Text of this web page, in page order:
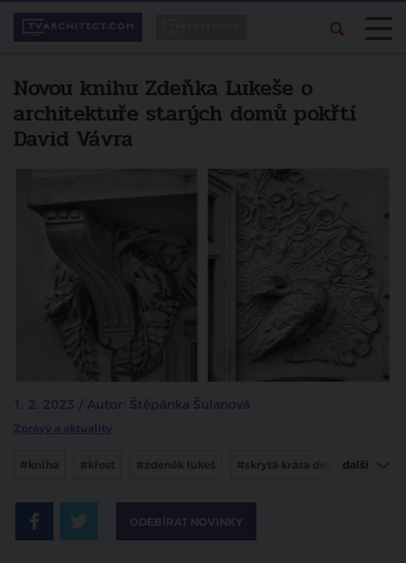
Novou knihu Zdeňka Lukeše o
architektuře starých domů pokřtí
David Vávra
1. 2. 2023 / Autor: Štěpánka Šulanová
Zprávy a aktuality
#kniha #křest #zdeněk lukeš #skrytá krása detailu
#david vávra #architektura #historie
další
ODEBÍRAT NOVINKY